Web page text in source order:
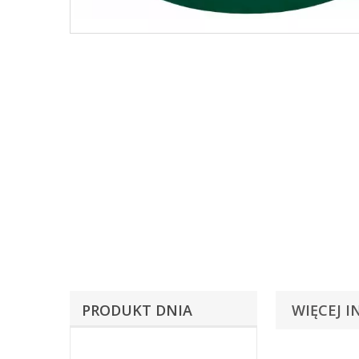
WIĘCEJ
PRODUKT DNIA